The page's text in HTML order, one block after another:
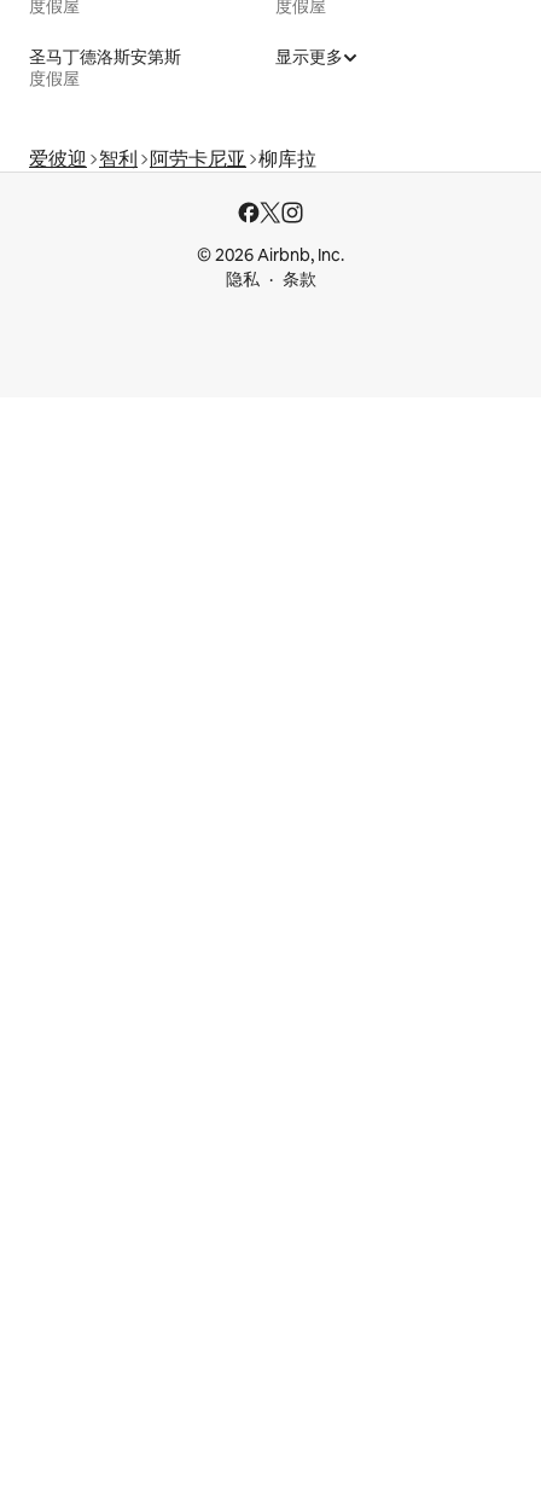
度假屋 度假屋
圣马丁德洛斯安第斯
度假屋
显示更多
爱彼迎 智利 阿劳卡尼亚 柳库拉
© 2026 Airbnb, Inc.
隐私
条款